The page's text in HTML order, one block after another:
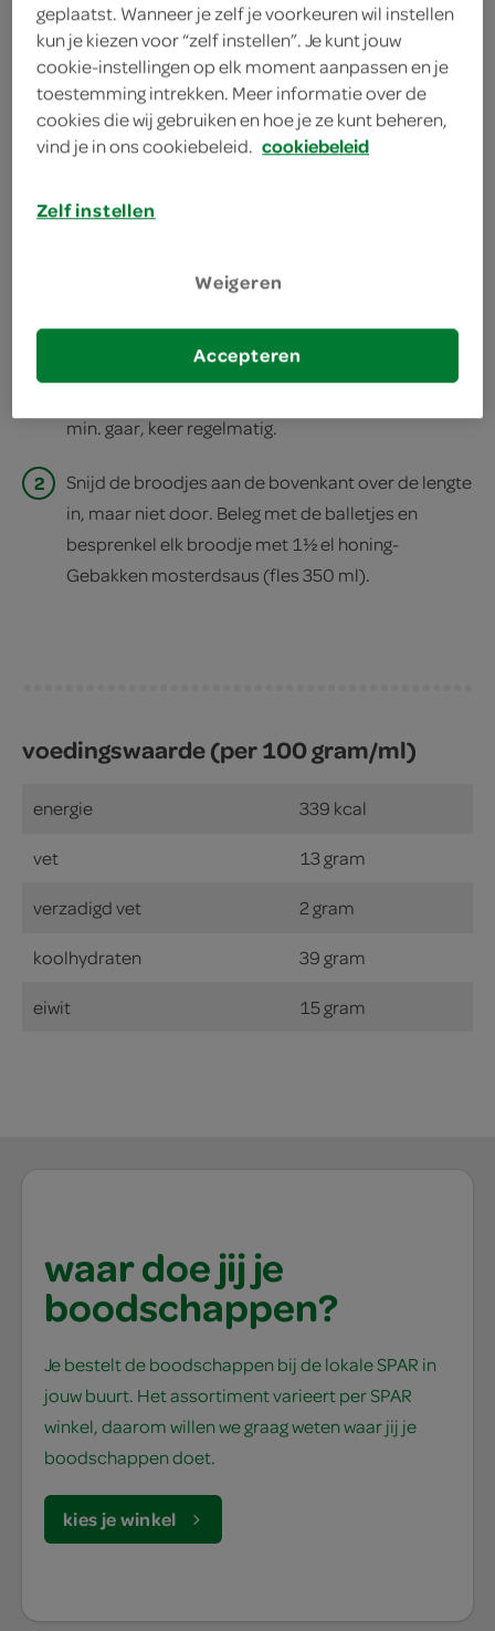
bereiden
deel op twitter
print recept
aanwijzingen op de verpakking. Verhit 4 tl
zonnebloemolie in 4 gourmetpannetjes, verdeel er
min. gaar, keer regelmatig.
2
Snijd de broodjes aan de bovenkant over de lengte
in, maar niet door. Beleg met de balletjes en
besprenkel elk broodje met 1½ el honing-
Gebakken mosterdsaus (fles 350 ml).
voedingswaarde (per 100 gram/ml)
energie 339 kcal
vet 13 gram
verzadigd vet 2 gram
koolhydraten 39 gram
eiwit 15 gram
waar doe jij je
boodschappen?
Je bestelt de boodschappen bij de lokale SPAR in
jouw buurt. Het assortiment varieert per SPAR
winkel, daarom willen we graag weten waar jij je
boodschappen doet.
kies je winkel
geplaatst. Wanneer je zelf je voorkeuren wil instellen
kun je kiezen voor “zelf instellen”. Je kunt jouw
cookie-instellingen op elk moment aanpassen en je
toestemming intrekken. Meer informatie over de
cookies die wij gebruiken en hoe je ze kunt beheren,
vind je in ons cookiebeleid. cookiebeleid
Zelf instellen
Weigeren
Accepteren